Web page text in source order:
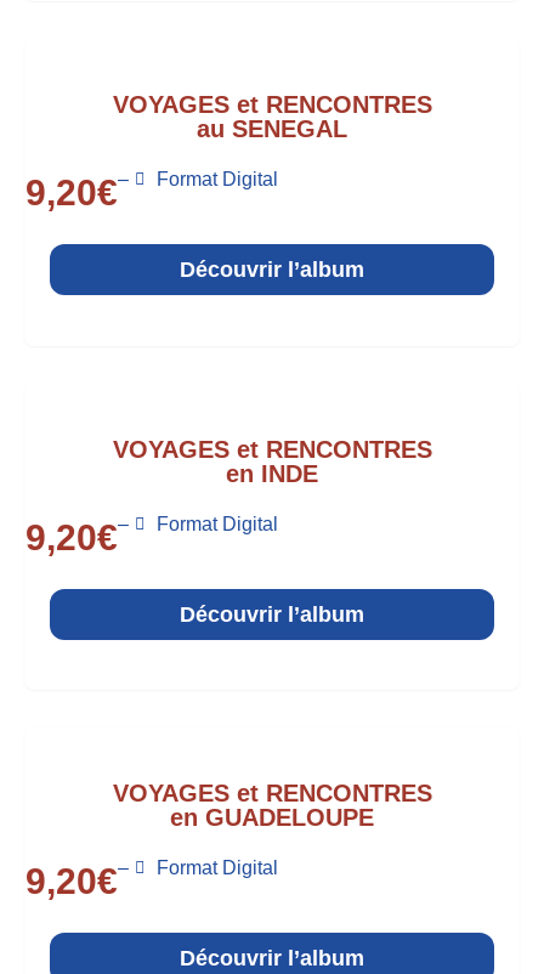
VOYAGES et RENCONTRES
au SENEGAL
9,20€– Format Digital
Découvrir l’album
VOYAGES et RENCONTRES
en INDE
9,20€– Format Digital
Découvrir l’album
VOYAGES et RENCONTRES
en GUADELOUPE
9,20€– Format Digital
Découvrir l’album